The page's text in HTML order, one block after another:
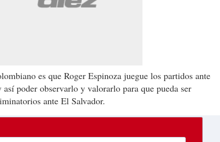
es que Roger Espinoza juegue los partidos ante
poder observarlo y valorarlo para que pueda ser
ante El Salvador.